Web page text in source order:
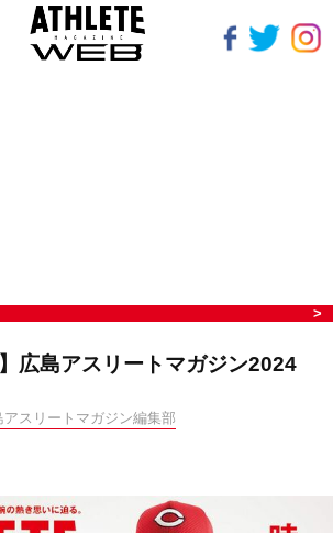
広島アスリートマガジン2024
アスリートマガジン編集部